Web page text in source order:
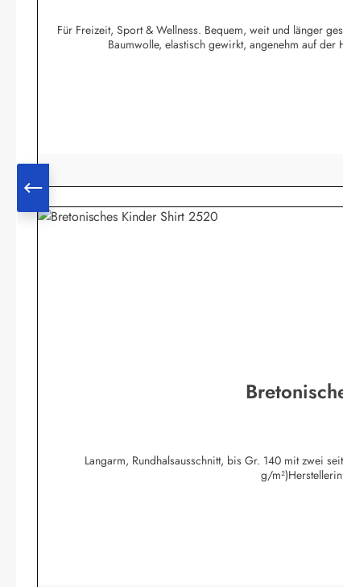
Für Freizeit, Sport & Wellness. Bequem, weit und länger
Baumwolle, elastisch gewirkt, angenehm auf
Langarm, Rundhalsausschnitt, bis Gr. 140 mit zwei
g/